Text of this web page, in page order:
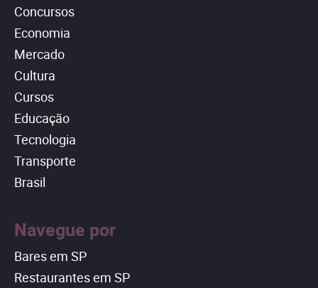
Concursos
Economia
Mercado
Cultura
Cursos
Educação
Tecnologia
Transporte
Brasil
Navegue por
Bares em SP
Restaurantes em SP